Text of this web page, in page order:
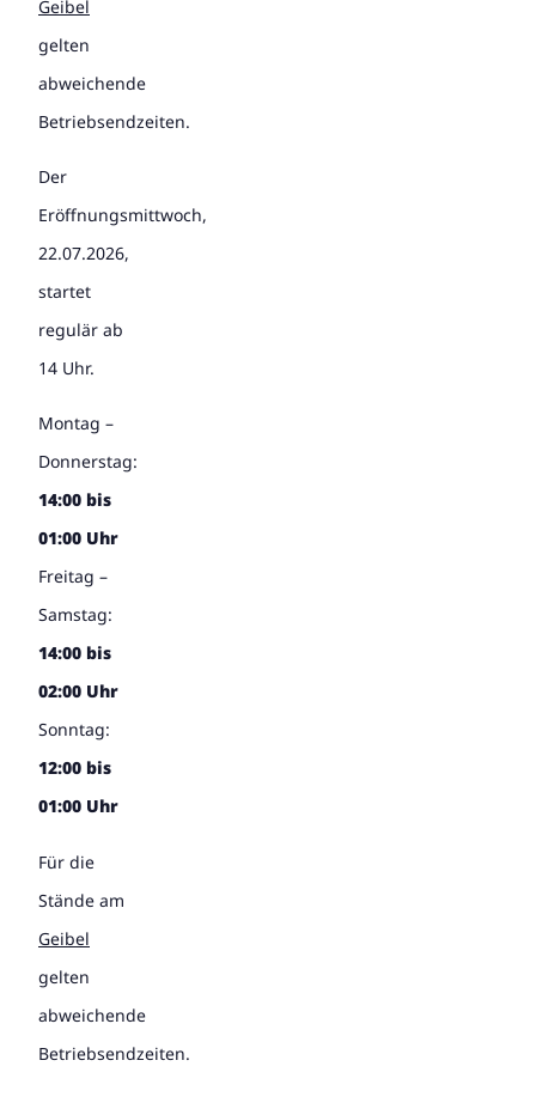
Geibel
gelten
abweichende
Betriebsendzeiten.
Der
Eröffnungsmittwoch,
22.07.2026,
startet
regulär ab
14 Uhr.
Montag –
Donnerstag:
14:00 bis
01:00 Uhr
Freitag –
Samstag:
14:00 bis
02:00 Uhr
Sonntag:
12:00 bis
01:00 Uhr
Für die
Stände am
Geibel
gelten
abweichende
Betriebsendzeiten.